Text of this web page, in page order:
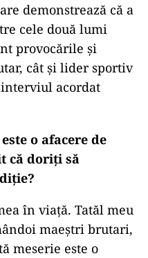
demonstrează că a
cele două lumi
provocările și
cât și lider sportiv
interviul acordat
o afacere de
că doriți să
în viață. Tatăl meu
maeștri brutari,
meserie este o